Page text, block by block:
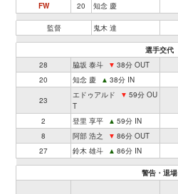
FW
20 知念 慶
監督 鬼木 達
選手交代
28
脇坂 泰斗 ▼ 38分 OUT
20
知念 慶 ▲ 38分 IN
23
エドゥアルド ▼ 59分 OU
T
2 登里 享平 ▲ 59分 IN
8
阿部 浩之 ▼ 86分 OUT
27
鈴木 雄斗 ▲ 86分 IN
警告・退場